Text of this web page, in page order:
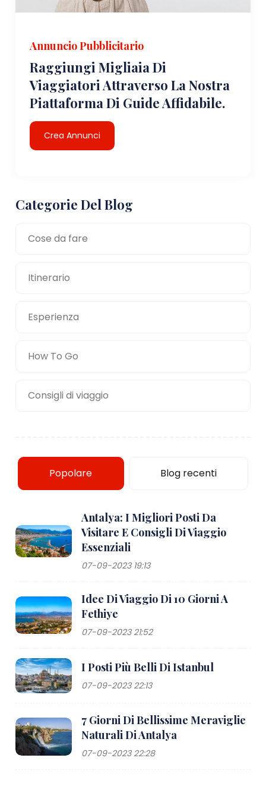
Annuncio Pubblicitario
Raggiungi Migliaia Di
Viaggiatori Attraverso La Nostra
Piattaforma Di Guide Affidabile.
Crea Annunci
Categorie Del Blog
Cose da fare
Itinerario
Esperienza
How To Go
Consigli di viaggio
Popolare Blog recenti
Antalya: I Migliori Posti Da
Visitare E Consigli Di Viaggio
Essenziali
07-09-2023 19:13
Idee Di Viaggio Di 10 Giorni A
Fethiye
07-09-2023 21:52
I Posti Più Belli Di Istanbul
07-09-2023 22:13
7 Giorni Di Bellissime Meraviglie
Naturali Di Antalya
07-09-2023 22:28